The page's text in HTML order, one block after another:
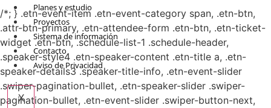
Planes y estudio
Proyectos
Sistema de información
Contacto
Aviso de Privacidad
X
/*; } .etn-event-item .etn-event-category span, .etn-btn,
.attr-btn-primary, .etn-attendee-form .etn-btn, .etn-ticket-
widget .etn-btn, .schedule-list-1 .schedule-header,
.speaker-style4 .etn-speaker-content .etn-title a, .etn-
speaker-details3 .speaker-title-info, .etn-event-slider
.swiper-pagination-bullet, .etn-speaker-slider .swiper-
pagination-bullet, .etn-event-slider .swiper-button-next,